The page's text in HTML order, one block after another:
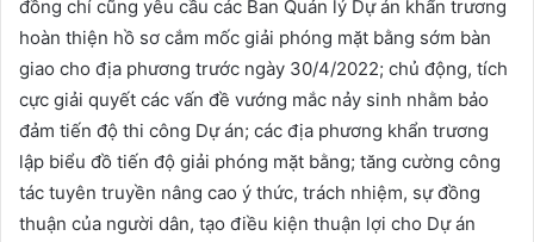
đồng chí cũng yêu cầu các Ban Quản lý Dự án khẩn trương
hoàn thiện hồ sơ cắm mốc giải phóng mặt bằng sớm bàn
giao cho địa phương trước ngày 30/4/2022; chủ động, tích
cực giải quyết các vấn đề vướng mắc nảy sinh nhằm bảo
đảm tiến độ thi công Dự án; các địa phương khẩn trương
lập biểu đồ tiến độ giải phóng mặt bằng; tăng cường công
tác tuyên truyền nâng cao ý thức, trách nhiệm, sự đồng
thuận của người dân, tạo điều kiện thuận lợi cho Dự án